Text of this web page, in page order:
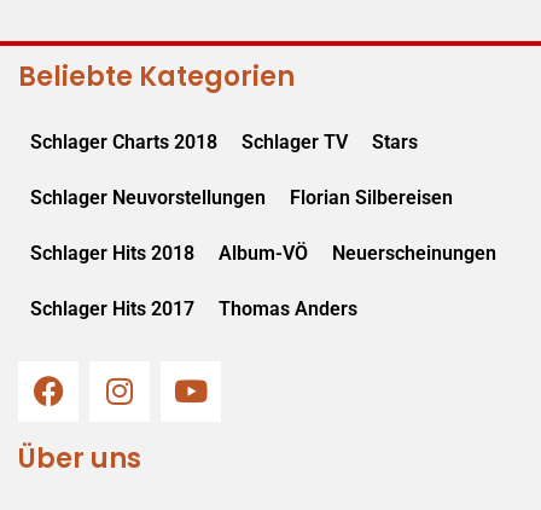
Beliebte Kategorien
Schlager Charts 2018 Schlager TV Stars
Schlager Neuvorstellungen Florian Silbereisen
Schlager Hits 2018 Album-VÖ Neuerscheinungen
Schlager Hits 2017 Thomas Anders
Über uns